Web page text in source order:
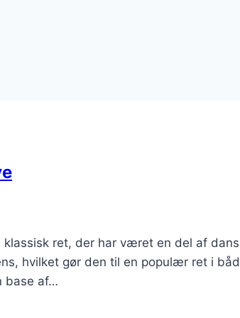
klassisk ret, der har været en del af
hvilket gør den til en populær ret i
base af…